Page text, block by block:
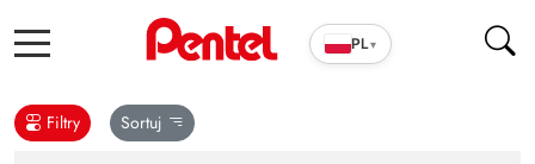
PL▾
Sortuj
Filtry